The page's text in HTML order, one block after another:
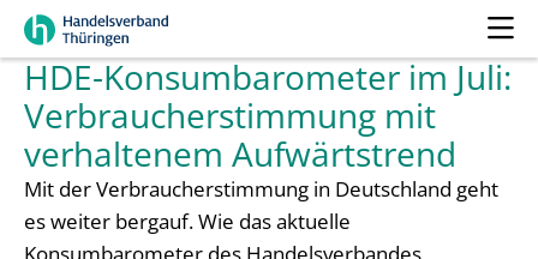
HDE-Konsumbarometer im Juli:
Verbraucherstimmung mit
verhaltenem Aufwärtstrend
Mit der Verbraucherstimmung in Deutschland geht
es weiter bergauf. Wie das aktuelle
Konsumbarometer des Handelsverbandes